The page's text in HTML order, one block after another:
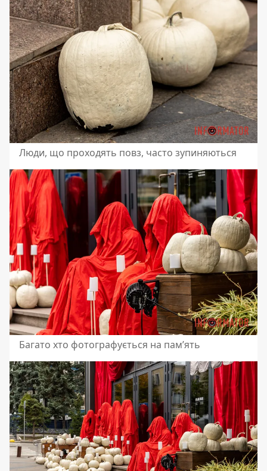
Люди, що проходять повз, часто зупиняються
Багато хто фотографується на пам’ять